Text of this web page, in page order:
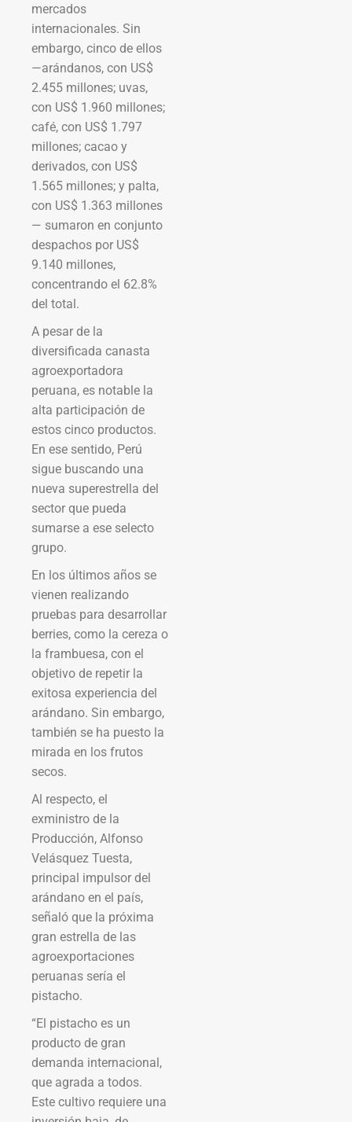
mercados
internacionales. Sin
embargo, cinco de ellos
—arándanos, con US$
2.455 millones; uvas,
con US$ 1.960 millones;
café, con US$ 1.797
millones; cacao y
derivados, con US$
1.565 millones; y palta,
con US$ 1.363 millones
— sumaron en conjunto
despachos por US$
9.140 millones,
concentrando el 62.8%
del total.
A pesar de la
diversificada canasta
agroexportadora
peruana, es notable la
alta participación de
estos cinco productos.
En ese sentido, Perú
sigue buscando una
nueva superestrella del
sector que pueda
sumarse a ese selecto
grupo.
En los últimos años se
vienen realizando
pruebas para desarrollar
berries, como la cereza o
la frambuesa, con el
objetivo de repetir la
exitosa experiencia del
arándano. Sin embargo,
también se ha puesto la
mirada en los frutos
secos.
Al respecto, el
exministro de la
Producción, Alfonso
Velásquez Tuesta,
principal impulsor del
arándano en el país,
señaló que la próxima
gran estrella de las
agroexportaciones
peruanas sería el
pistacho.
“El pistacho es un
producto de gran
demanda internacional,
que agrada a todos.
Este cultivo requiere una